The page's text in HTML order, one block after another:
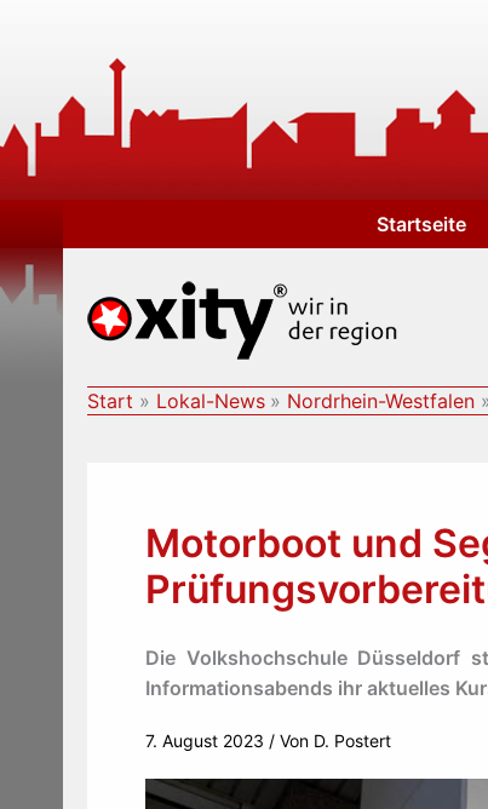
Startseite
Start Lokal-News Nordrhein-Westfalen
Motorboot und
Die Volkshochschule Düsseldorf
Informationsabends ihr aktuelles
7. August 2023 / Von D. Postert